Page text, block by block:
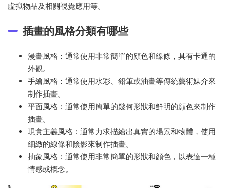
虛拟物品及相關視覺應用等。
插畫的風格分類有哪些
漫畫風格：通常使用非常簡單的顔色和線條，具有卡通的
外觀。
手繪風格：通常使用水彩、鉛筆或油畫等傳統藝術媒介來
制作插畫。
平面風格：通常使用簡單的幾何形狀和鮮明的顔色來制作
插畫。
現實主義風格：通常力求描繪出真實的場景和物體，使用
細緻的線條和陰影來制作插畫。
抽象風格：通常使用非常簡單的形狀和顔色，以表達一種
情感或概念。